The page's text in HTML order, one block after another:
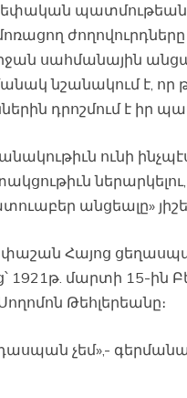
սեփական
սահմանային
նշանակում է, որ
դրոշմում է իր
ունի
անցեալը»
փաշան Հայոց
1921թ. մարտի 15-ին
Թեհլերեանը։
չեմ»,-